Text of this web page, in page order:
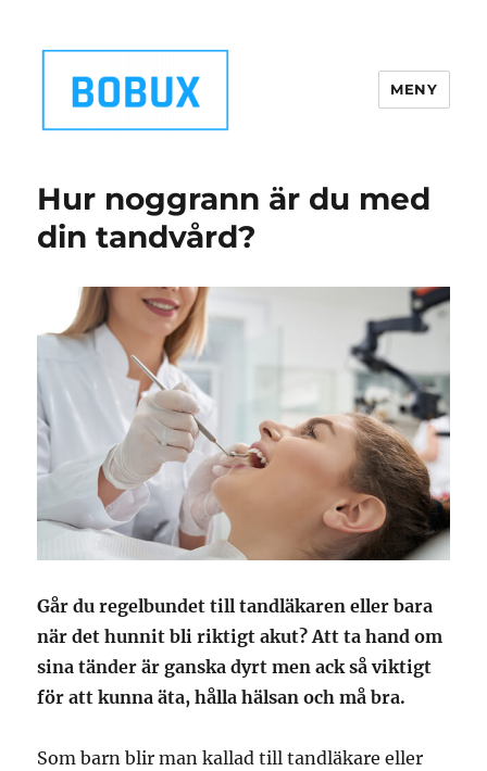
MENY
Hur noggrann är du med
din tandvård?
Går du regelbundet till tandläkaren eller bara
när det hunnit bli riktigt akut? Att ta hand om
sina tänder är ganska dyrt men ack så viktigt
för att kunna äta, hålla hälsan och må bra.
Som barn blir man kallad till tandläkare eller